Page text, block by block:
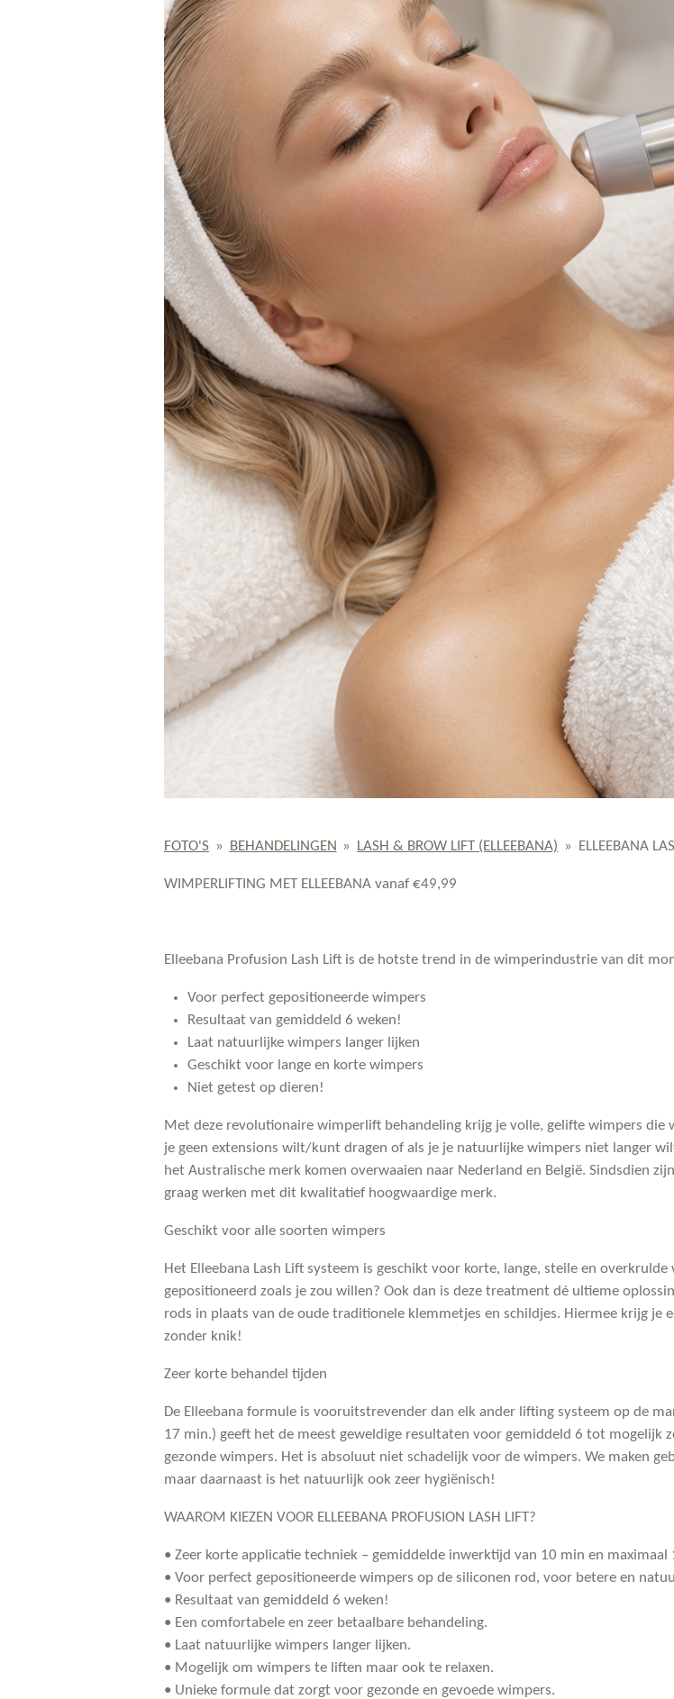
FOTO'S » BEHANDELINGEN » LASH & BROW LIFT (ELLEEBANA) » ELLEEBANA
WIMPERLIFTING MET ELLEEBANA vanaf €49,99
Elleebana Profusion Lash Lift is de hotste trend in de wimperindustrie van dit
Voor perfect gepositioneerde wimpers
Resultaat van gemiddeld 6 weken!
Laat natuurlijke wimpers langer lijken
Geschikt voor lange en korte wimpers
Niet getest op dieren!
Met deze revolutionaire wimperlift behandeling krijg je volle, gelifte wimpers die
je geen extensions wilt/kunt dragen of als je je natuurlijke wimpers niet langer
het Australische merk komen overwaaien naar Nederland en België. Sindsdien
graag werken met dit kwalitatief hoogwaardige merk.
Geschikt voor alle soorten wimpers
Het Elleebana Lash Lift systeem is geschikt voor korte, lange, steile en
gepositioneerd zoals je zou willen? Ook dan is deze treatment dé ultieme
rods in plaats van de oude traditionele klemmetjes en schildjes. Hiermee krijg
zonder knik!
Zeer korte behandel tijden
De Elleebana formule is vooruitstrevender dan elk ander lifting systeem op de
17 min.) geeft het de meest geweldige resultaten voor gemiddeld 6 tot mogelijk
gezonde wimpers. Het is absoluut niet schadelijk voor de wimpers. We maken
maar daarnaast is het natuurlijk ook zeer hygiënisch!
WAAROM KIEZEN VOOR ELLEEBANA PROFUSION LASH LIFT?
• Zeer korte applicatie techniek – gemiddelde inwerktijd van 10 min en maximaal
• Voor perfect gepositioneerde wimpers op de siliconen rod, voor betere en
• Resultaat van gemiddeld 6 weken!
• Een comfortabele en zeer betaalbare behandeling.
• Laat natuurlijke wimpers langer lijken.
• Mogelijk om wimpers te liften maar ook te relaxen.
• Unieke formule dat zorgt voor gezonde en gevoede wimpers.